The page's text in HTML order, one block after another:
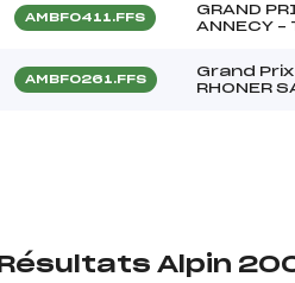
AMBF0411.FFS
GRAND
ANNECY –
AMBF0261.FFS
Grand
RHONER
Résultats Alpin